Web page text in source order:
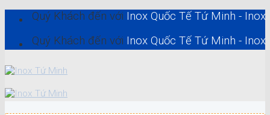
content
Khách đến vớiInox Quốc Tế Tứ Minh - Inox Hồ
Khách đến vớiInox Quốc Tế Tứ Minh - Inox Hồ